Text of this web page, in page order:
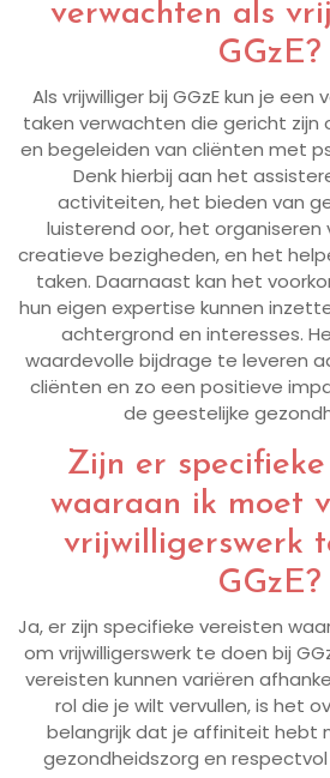
verwachten als
GGzE?
Als vrijwilliger bij GGzE kun je
taken verwachten die gericht zijn
en begeleiden van cliënten met
Denk hierbij aan het
activiteiten, het bieden van
luisterend oor, het
creatieve bezigheden, en het
taken. Daarnaast kan het
hun eigen expertise kunnen
achtergrond en interesses.
waardevolle bijdrage te leveren
cliënten en zo een positieve
de geestelijke
Zijn er
waaraan ik moet
vrijwilligerswerk
GGzE?
Ja, er zijn specifieke vereisten
om vrijwilligerswerk te doen bij
vereisten kunnen variëren
rol die je wilt vervullen, is het
belangrijk dat je affiniteit hebt
gezondheidszorg en